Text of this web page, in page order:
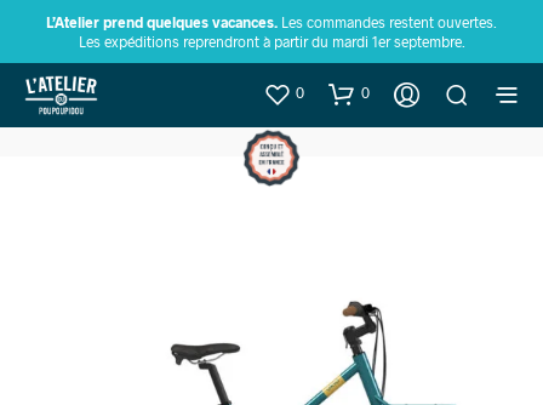
L’Atelier prend quelques vacances. Les commandes restent ouvertes.
Les expéditions reprendront à partir du mardi 1er septembre.
0 0